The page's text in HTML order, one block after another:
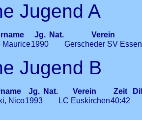
Jugend A
Jg. Nat.
Verein
Maurice1990 Gerscheder SV Essen
Jugend B
Jg. Nat. Verein Zeit
Nico1993 LC Euskirchen40:42